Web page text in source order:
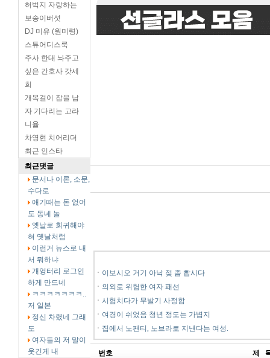
허벅지 자랑하는
보송이버섯
DJ 미유 (원미령)
스튜어디스룩
주사 한대 놔주고
싶은 간호사 갓세
희
개목걸이 잡을 남
자 기다리는 고라
니율
차영현 치어리더
최근 인스타
최근댓글
문서나 이론, 소문,
수다로
애기때는 돈 없어
도 동네 놀
옛날로 회귀해야
혀 옛날처럼
이런거 뉴스로 내
서 뭐하냐
개엉터리 로그인
하게 만드네
ㅋㅋㅋㅋㅋㅋㅋ..
저 일본
정신 차렸네 그래
도
여자들의 저 말이
웃긴게 내
ㆍ 이보시오 거기 아낙 젖 좀 빱시다
ㆍ 의외로 위험한 여자 패션
ㆍ 시험치다가 무발기 사정함
ㆍ 여경이 쉬었음 청년 정도는 가볍지
ㆍ 집에서 노팬티, 노브라로 지낸다는 여성.
번호 제